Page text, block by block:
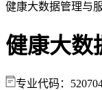
健康大数据管理与
健康大数
专业代码：